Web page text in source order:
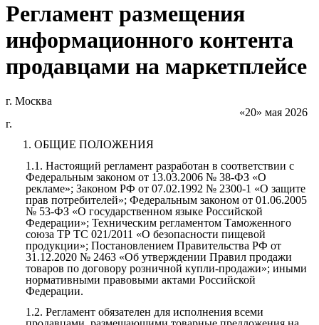
Регламент размещения
информационного контента
продавцами на маркетплейсе
г. Москва
«20» мая 2026
г.
1. ОБЩИЕ ПОЛОЖЕНИЯ
1.1.Настоящий регламент разработан в соответствии с
Федеральным законом от 13.03.2006 № 38-ФЗ «О
рекламе»; Законом РФ от 07.02.1992 № 2300-1 «О защите
прав потребителей»; Федеральным законом от 01.06.2005
№ 53-ФЗ «О государственном языке Российской
Федерации»; Техническим регламентом Таможенного
союза ТР ТС 021/2011 «О безопасности пищевой
продукции»; Постановлением Правительства РФ от
31.12.2020 № 2463 «Об утверждении Правил продажи
товаров по договору розничной купли-продажи»; иными
нормативными правовыми актами Российской
Федерации.
1.2.Регламент обязателен для исполнения всеми